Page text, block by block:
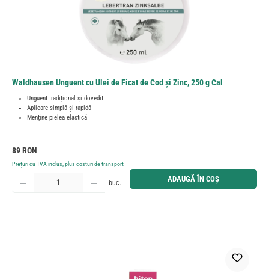
Waldhausen Unguent cu Ulei de Ficat de Cod și Zinc, 250 g Cal
Unguent tradițional și dovedit
Aplicare simplă și rapidă
Menține pielea elastică
Preț obișnuit:
89 RON
Prețuri cu TVA inclus, plus costuri de transport
Cantitate produs: Introduceți cantitatea dorită sau utilizați butoanele pentru a mări sau micșora
buc. ADAUGĂ ÎN COȘ